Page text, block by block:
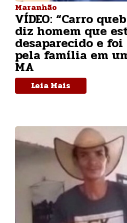
Maranhão
VÍDEO: “Carro
diz homem que
desaparecido e
pela família em
MA
Leia Mais